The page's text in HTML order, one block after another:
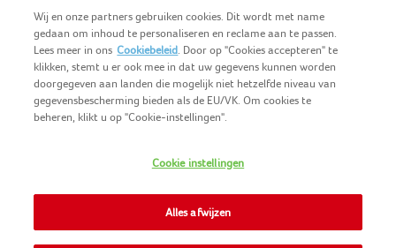
COPYRIGHT IGLO 2025
CONTACTEER ONS
COOKIE-POLICY
NOMAD FOODS
PRIVACY-POLICY
Wij en onze partners gebruiken cookies. Dit wordt met name
gedaan om inhoud te personaliseren en reclame aan te passen.
Lees meer in ons Cookiebeleid. Door op "Cookies accepteren" te
klikken, stemt u er ook mee in dat uw gegevens kunnen worden
doorgegeven aan landen die mogelijk niet hetzelfde niveau van
gegevensbescherming bieden als de EU/VK. Om cookies te
beheren, klikt u op "Cookie-instellingen".
Cookie instellingen
Alles afwijzen